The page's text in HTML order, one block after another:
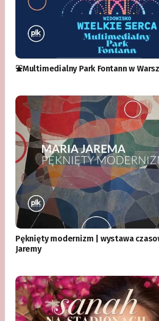
⛲️Multimedialny Park Fontann w
Pęknięty modernizm | wystawa
Jaremy